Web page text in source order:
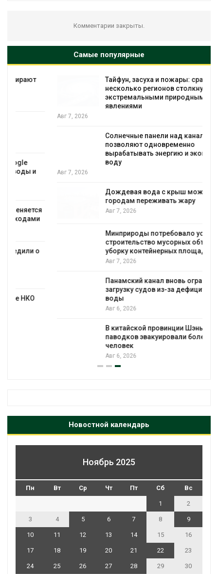
Комментарии закрыты.
Самые популярные
Тайфун, засуха и пожары: сразу
несколько регионов столкнулись с
экстремальными природными
Солнечные панели над каналами
позволяют одновременно
вырабатывать энергию и экономить
Авг 7, 2026
Дождевая вода с крыш может помочь
городам переживать жару
Минприроды потребовало ускорить
строительство мусорных объектов и
уборку контейнерных площадок
Панамский канал вновь ограничивает
загрузку судов из-за дефицита пресной
В китайской провинции Шэньси из-за
паводков эвакуировали более 140 тыс.
Новостной календарь
Ноябрь 2025
Пн Вт Ср Чт Пт Сб Вс
1 2
3 4 5 6 7 8 9
10 11 12 13 14 15 16
17 18 19 20 21 22 23
24 25 26 27 28 29
30